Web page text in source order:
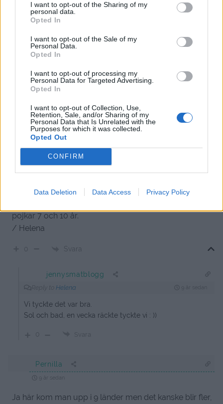
I want to opt-out of the Sharing of my
personal data.
Opted In
I want to opt-out of the Sale of my
Personal Data.
Opted In
I want to opt-out of processing my
Personal Data for Targeted Advertising.
Opted In
I want to opt-out of Collection, Use,
Retention, Sale, and/or Sharing of my
Personal Data that Is Unrelated with the
Purposes for which it was collected.
Opted Out
CONFIRM
Data Deletion Data Access Privacy Policy
Elin
9 år sedan
En bekant har varit i Zanzibar och han sa ”aldrig mer”
efter att han kom hem. Han tyckte det rent av var
obehagligt att vara där, i såväl området han bodde i
som på platser runt omkring. Flygplatsen var också
riktigt nedgången och personalen kändes väldigt
Svara
Helena
9 år sedan
Rekommenderar du att åka till Bulgarien? Vi har
pojkar 7 och 10 år.
/ Helena
0 Svara
jennysmatblogg
Helena
Vi tyckte det var bra.
Sol och bad, en vecka räckte tyckte vi : ))
0 Svara
Pernilla
Ja här kom man upp i 9 länder men det kanske blir fler,